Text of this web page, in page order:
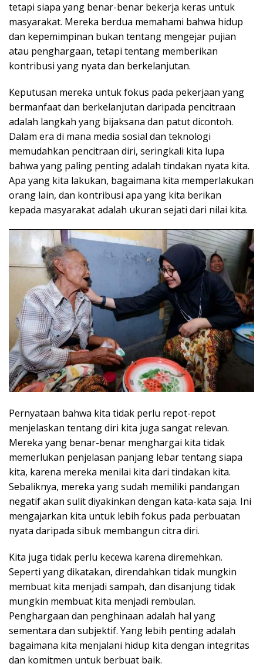
tetapi siapa yang benar-benar bekerja keras untuk
masyarakat. Mereka berdua memahami bahwa hidup
dan kepemimpinan bukan tentang mengejar pujian
atau penghargaan, tetapi tentang memberikan
kontribusi yang nyata dan berkelanjutan.
Keputusan mereka untuk fokus pada pekerjaan yang
bermanfaat dan berkelanjutan daripada pencitraan
adalah langkah yang bijaksana dan patut dicontoh.
Dalam era di mana media sosial dan teknologi
memudahkan pencitraan diri, seringkali kita lupa
bahwa yang paling penting adalah tindakan nyata kita.
Apa yang kita lakukan, bagaimana kita memperlakukan
orang lain, dan kontribusi apa yang kita berikan
kepada masyarakat adalah ukuran sejati dari nilai kita.
Pernyataan bahwa kita tidak perlu repot-repot
menjelaskan tentang diri kita juga sangat relevan.
Mereka yang benar-benar menghargai kita tidak
memerlukan penjelasan panjang lebar tentang siapa
kita, karena mereka menilai kita dari tindakan kita.
Sebaliknya, mereka yang sudah memiliki pandangan
negatif akan sulit diyakinkan dengan kata-kata saja. Ini
mengajarkan kita untuk lebih fokus pada perbuatan
nyata daripada sibuk membangun citra diri.
Kita juga tidak perlu kecewa karena diremehkan.
Seperti yang dikatakan, direndahkan tidak mungkin
membuat kita menjadi sampah, dan disanjung tidak
mungkin membuat kita menjadi rembulan.
Penghargaan dan penghinaan adalah hal yang
sementara dan subjektif. Yang lebih penting adalah
bagaimana kita menjalani hidup kita dengan integritas
dan komitmen untuk berbuat baik.